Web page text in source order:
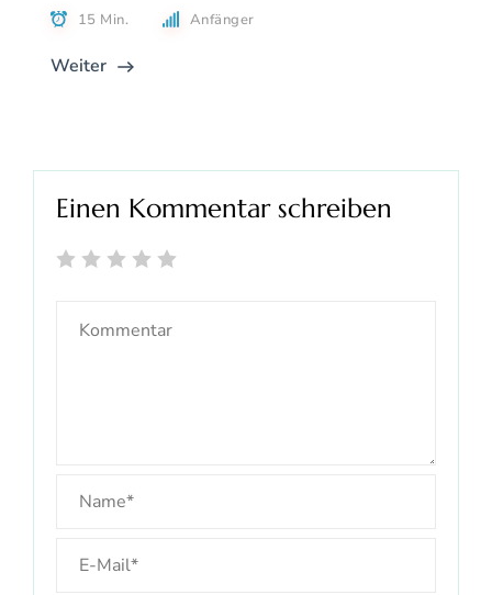
15 Min. Anfänger
Weiter
Einen Kommentar schreiben